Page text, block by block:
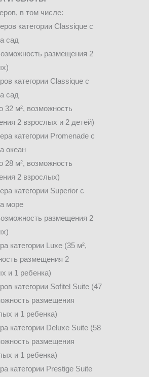
в том числе:
категории Classique с
сад
размещения 2
категории Classique с
сад
32 м², возможность
2 взрослых и 2 детей)
категории Promenade с
океан
28 м², возможность
2 взрослых)
категории Superior с
море
размещения 2
категории Luxe (35 м²,
размещения 2
и 1 ребенка)
категории Sofitel Suite (47
размещения
и 1 ребенка)
категории Deluxe Suite (58
размещения
и 1 ребенка)
категории Prestige Suite